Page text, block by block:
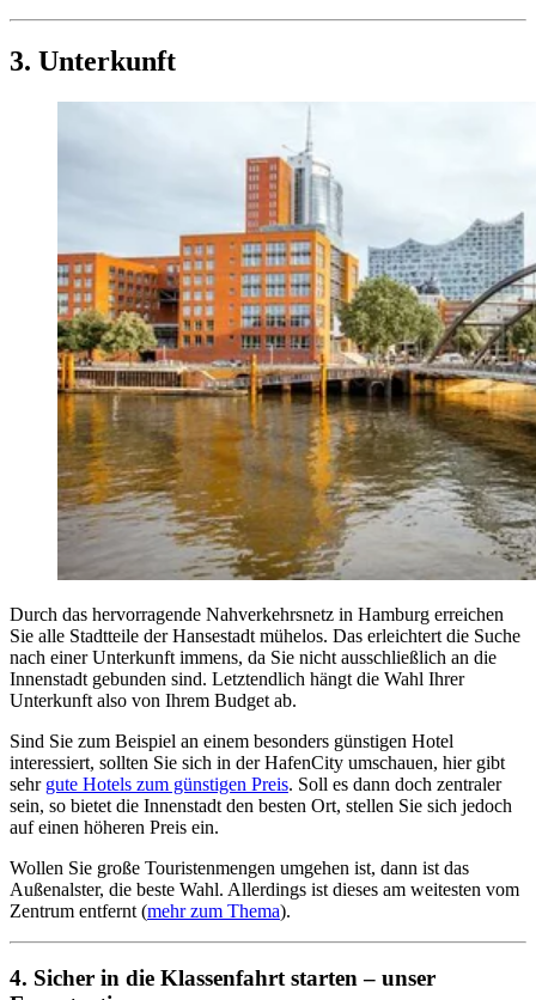
3. Unterkunft
Durch das hervorragende Nahverkehrsnetz in Hamburg erreichen
Sie alle Stadtteile der Hansestadt mühelos. Das erleichtert die Suche
nach einer Unterkunft immens, da Sie nicht ausschließlich an die
Innenstadt gebunden sind. Letztendlich hängt die Wahl Ihrer
Unterkunft also von Ihrem Budget ab.
Sind Sie zum Beispiel an einem besonders günstigen Hotel
interessiert, sollten Sie sich in der HafenCity umschauen, hier gibt
sehr gute Hotels zum günstigen Preis. Soll es dann doch zentraler
sein, so bietet die Innenstadt den besten Ort, stellen Sie sich jedoch
auf einen höheren Preis ein.
Wollen Sie große Touristenmengen umgehen ist, dann ist das
Außenalster, die beste Wahl. Allerdings ist dieses am weitesten vom
Zentrum entfernt (mehr zum Thema).
4. Sicher in die Klassenfahrt starten – unser